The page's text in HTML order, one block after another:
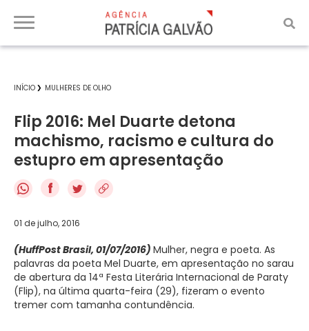
INÍCIO MULHERES DE OLHO
Flip 2016: Mel Duarte detona
machismo, racismo e cultura do
estupro em apresentação
f
01 de julho, 2016
(HuffPost Brasil, 01/07/2016) Mulher, negra e poeta. As
palavras da poeta Mel Duarte, em apresentação no sarau
de abertura da 14ª Festa Literária Internacional de Paraty
(Flip), na última quarta-feira (29), fizeram o evento
tremer com tamanha contundência.